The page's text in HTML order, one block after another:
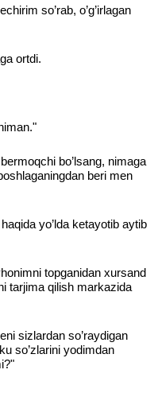
so’rab, o’g’irlagan
ortdi.
bo’lsang, nimaga
beri men
yo’lda ketayotib aytib
topganidan xursand
tarjima qilish markazida
sizlardan so’raydigan
so’zlarini yodimdan